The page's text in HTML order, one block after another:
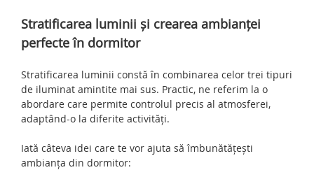
Stratificarea luminii și crearea ambianței
perfecte în dormitor
Stratificarea luminii constă în combinarea celor trei tipuri
de iluminat amintite mai sus. Practic, ne referim la o
abordare care permite controlul precis al atmosferei,
adaptând-o la diferite activități.
Iată câteva idei care te vor ajuta să îmbunătățești
ambianța din dormitor: